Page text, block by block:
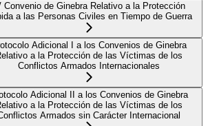
Convenio de Ginebra Relativo a la Protección
a las Personas Civiles en Tiempo de Guerra
Adicional I a los Convenios de Ginebra
a la Protección de las Víctimas de los
Conflictos Armados Internacionales
Adicional II a los Convenios de Ginebra
a la Protección de las Víctimas de los
Armados sin Carácter Internacional